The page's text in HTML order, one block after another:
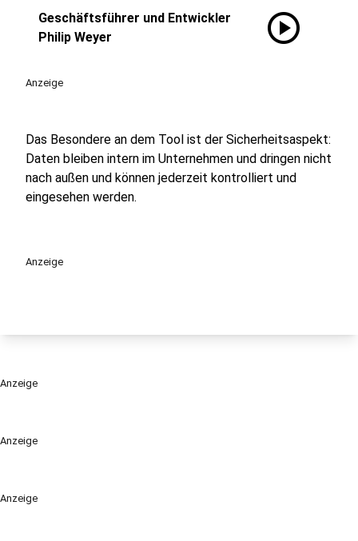
Anzeige
Anzeige
Geschäftsführer und Entwickler
Philip Weyer
play_circle
Anzeige
Das Besondere an dem Tool ist der Sicherheitsaspekt:
Daten bleiben intern im Unternehmen und dringen nicht
nach außen und können jederzeit kontrolliert und
eingesehen werden.
Anzeige
Anzeige